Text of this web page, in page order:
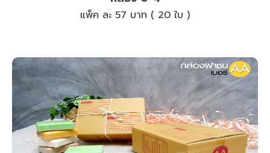
แพ็ค ละ 57 บาท ( 20 ใบ )